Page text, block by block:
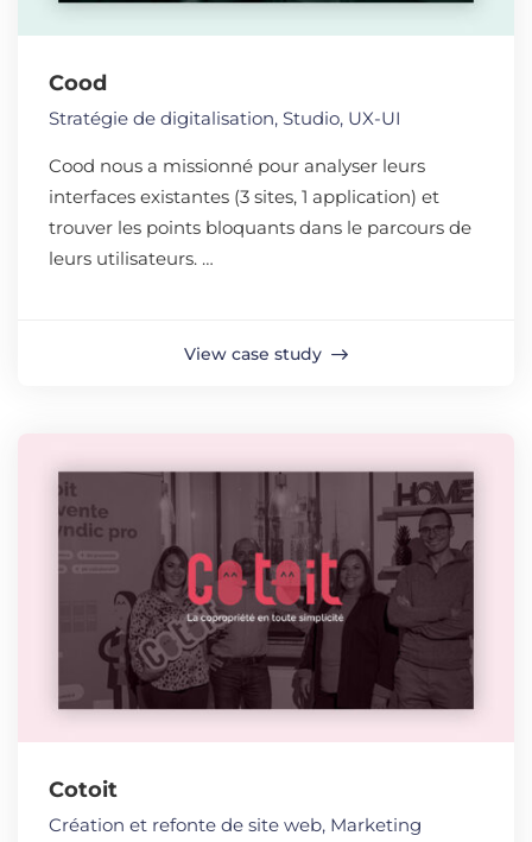
Cood
Stratégie de digitalisation, Studio, UX-UI
Cood nous a missionné pour analyser leurs
interfaces existantes (3 sites, 1 application) et
trouver les points bloquants dans le parcours de
leurs utilisateurs. …
View case study
Cotoit
Création et refonte de site web, Marketing